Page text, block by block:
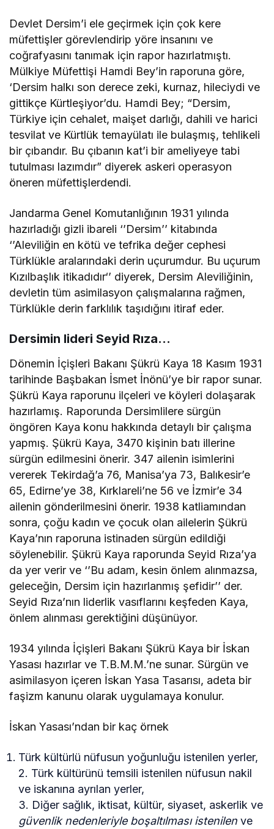
Devlet Dersim’i ele geçirmek için çok kere
müfettişler görevlendirip yöre insanını ve
coğrafyasını tanımak için rapor hazırlatmıştı.
Mülkiye Müfettişi Hamdi Bey’in raporuna göre,
‘Dersim halkı son derece zeki, kurnaz, hileciydi ve
gittikçe Kürtleşiyor’du. Hamdi Bey; “Dersim,
Türkiye için cehalet, maişet darlığı, dahili ve harici
tesvilat ve Kürtlük temayülatı ile bulaşmış, tehlikeli
bir çıbandır. Bu çıbanın kat’i bir ameliyeye tabi
tutulması lazımdır” diyerek askeri operasyon
öneren müfettişlerdendi.
Jandarma Genel Komutanlığının 1931 yılında
hazırladığı gizli ibareli ‘’Dersim’’ kitabında
‘’Aleviliğin en kötü ve tefrika değer cephesi
Türklükle aralarındaki derin uçurumdur. Bu uçurum
Kızılbaşlık itikadıdır‘’ diyerek, Dersim Aleviliğinin,
devletin tüm asimilasyon çalışmalarına rağmen,
Türklükle derin farklılık taşıdığını itiraf eder.
Dersimin lideri Seyid Rıza…
Dönemin İçişleri Bakanı Şükrü Kaya 18 Kasım 1931
tarihinde Başbakan İsmet İnönü’ye bir rapor sunar.
Şükrü Kaya raporunu ilçeleri ve köyleri dolaşarak
hazırlamış. Raporunda Dersimlilere sürgün
öngören Kaya konu hakkında detaylı bir çalışma
yapmış. Şükrü Kaya, 3470 kişinin batı illerine
sürgün edilmesini önerir. 347 ailenin isimlerini
vererek Tekirdağ’a 76, Manisa’ya 73, Balıkesir’e
65, Edirne’ye 38, Kırklareli’ne 56 ve İzmir’e 34
ailenin gönderilmesini önerir. 1938 katliamından
sonra, çoğu kadın ve çocuk olan ailelerin Şükrü
Kaya’nın raporuna istinaden sürgün edildiği
söylenebilir. Şükrü Kaya raporunda Seyid Rıza’ya
da yer verir ve ‘’Bu adam, kesin önlem alınmazsa,
geleceğin, Dersim için hazırlanmış şefidir’’ der.
Seyid Rıza’nın liderlik vasıflarını keşfeden Kaya,
önlem alınması gerektiğini düşünüyor.
1934 yılında İçişleri Bakanı Şükrü Kaya bir İskan
Yasası hazırlar ve T.B.M.M.’ne sunar. Sürgün ve
asimilasyon içeren İskan Yasa Tasarısı, adeta bir
faşizm kanunu olarak uygulamaya konulur.
İskan Yasası’ndan bir kaç örnek
Türk kültürlü nüfusun yoğunluğu istenilen yerler,
2. Türk kültürünü temsili istenilen nüfusun nakil
ve iskanına ayrılan yerler,
3. Diğer sağlık, iktisat, kültür, siyaset, askerlik ve
güvenlik nedenleriyle boşaltılması istenilen ve